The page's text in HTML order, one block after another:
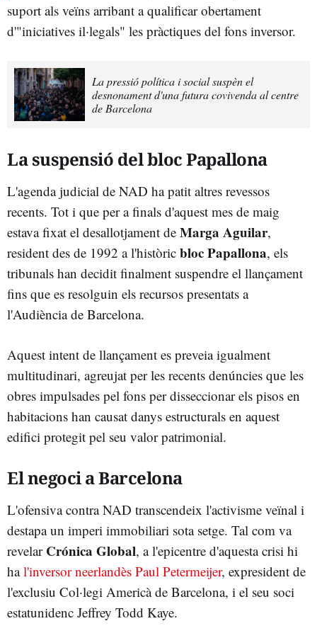
suport als veïns arribant a qualificar obertament
d'"iniciatives il·legals" les pràctiques del fons inversor.
La pressió política i social suspèn el
desnonament d'una futura covivenda al centre
de Barcelona
La suspensió del bloc Papallona
L'agenda judicial de NAD ha patit altres revessos
recents. Tot i que per a finals d'aquest mes de maig
estava fixat el desallotjament de Marga Aguilar,
resident des de 1992 a l'històric bloc Papallona, els
tribunals han decidit finalment suspendre el llançament
fins que es resolguin els recursos presentats a
l'Audiència de Barcelona.
Aquest intent de llançament es preveia igualment
multitudinari, agreujat per les recents denúncies que les
obres impulsades pel fons per disseccionar els pisos en
habitacions han causat danys estructurals en aquest
edifici protegit pel seu valor patrimonial.
El negoci a Barcelona
L'ofensiva contra NAD transcendeix l'activisme veïnal i
destapa un imperi immobiliari sota setge. Tal com va
revelar Crónica Global, a l'epicentre d'aquesta crisi hi
hal'inversor neerlandès Paul Petermeijer, expresident de
l'exclusiu Col·legi Americà de Barcelona, i el seu soci
estatunidenc Jeffrey Todd Kaye.